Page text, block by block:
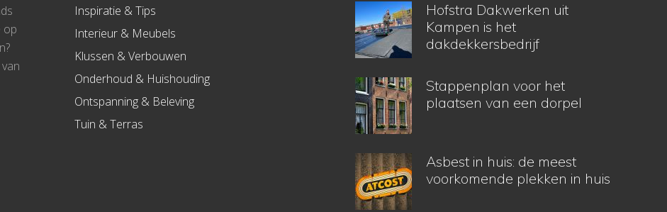
op
Inspiratie & Tips
Interieur & Meubels
Klussen & Verbouwen
Onderhoud & Huishouding
Ontspanning & Beleving
Tuin & Terras
Hofstra Dakwerken uit
Kampen is het
dakdekkersbedrijf
Stappenplan voor het
plaatsen van een dorpel
Asbest in huis: de meest
voorkomende plekken in huis